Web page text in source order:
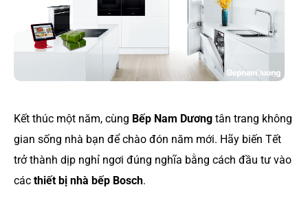
Kết thúc một năm, cùng Bếp Nam Dương tân trang không
gian sống nhà bạn để chào đón năm mới. Hãy biến Tết
trở thành dịp nghỉ ngơi đúng nghĩa bằng cách đầu tư vào
các thiết bị nhà bếp Bosch.